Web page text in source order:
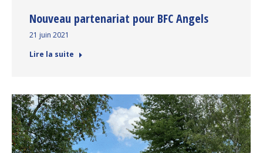
Nouveau partenariat pour BFC Angels
21 juin 2021
Lire la suite